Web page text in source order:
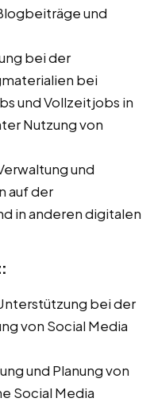
und
bei der
bei
und Vollzeitjobs in
Nutzung von
und
auf der
in anderen digitalen
bei der
von Social Media
und Planung von
Social Media